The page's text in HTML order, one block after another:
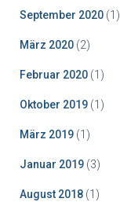
September 2020 (1)
März 2020 (2)
Februar 2020 (1)
Oktober 2019 (1)
März 2019 (1)
Januar 2019 (3)
August 2018 (1)